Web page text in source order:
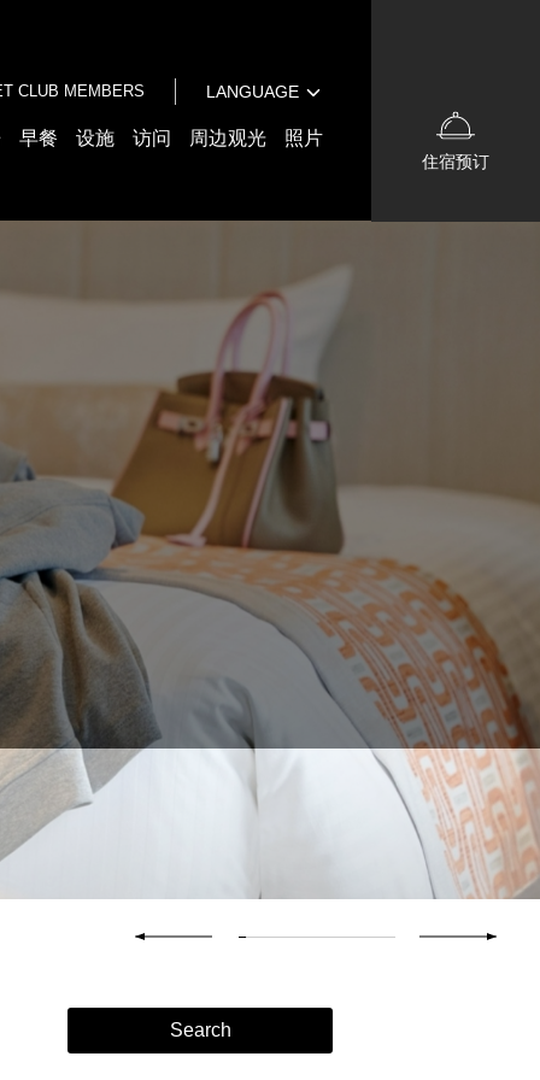
CLUB MEMBERS
LANGUAGE
日本語
中文（繁体字）
早餐 设施 访问 周边观光 照片
Search
한국어
住宿预订